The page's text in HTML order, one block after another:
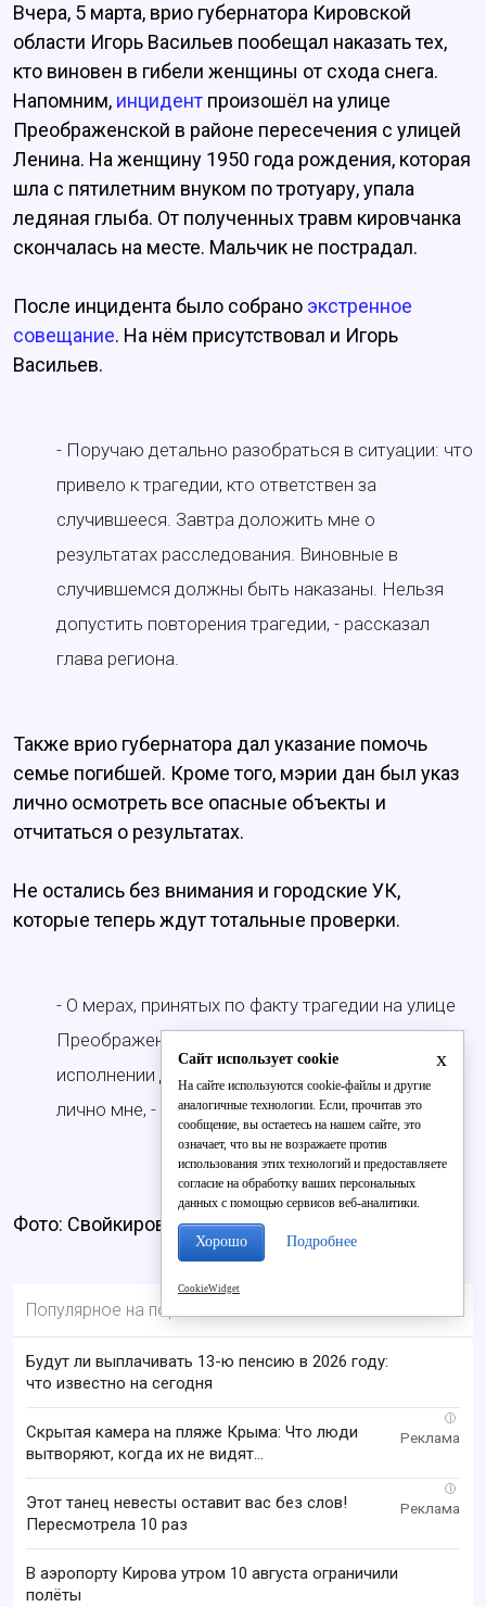
Вчера, 5 марта, врио губернатора Кировской
области Игорь Васильев пообещал наказать тех,
кто виновен в гибели женщины от схода снега.
Напомним, инцидент произошёл на улице
Преображенской в районе пересечения с улицей
Ленина. На женщину 1950 года рождения, которая
шла с пятилетним внуком по тротуару, упала
ледяная глыба. От полученных травм кировчанка
скончалась на месте. Мальчик не пострадал.
После инцидента было собрано экстренное
совещание. На нём присутствовал и Игорь
Васильев.
- Поручаю детально разобраться в ситуации: что
привело к трагедии, кто ответствен за
случившееся. Завтра доложить мне о
результатах расследования. Виновные в
случившемся должны быть наказаны. Нельзя
допустить повторения трагедии, - рассказал
глава региона.
Также врио губернатора дал указание помочь
семье погибшей. Кроме того, мэрии дан был указ
лично осмотреть все опасные объекты и
отчитаться о результатах.
Не остались без внимания и городские УК,
которые теперь ждут тотальные проверки.
- О мерах, принятых по факту трагедии на улице
Преображенской в Кирове, а также об
исполнении данных поручений, докладывать
лично мне, - сказал Игорь Васильев.
Фото: Свойкировский.рф
Популярное на портале
Будут ли выплачивать 13-ю пенсию в 2026 году:
что известно на сегодня
i
Скрытая камера на пляже Крыма: Что люди
вытворяют, когда их не видят...
i
Этот танец невесты оставит вас без слов!
Пересмотрела 10 раз
В аэропорту Кирова утром 10 августа ограничили
полёты
x
Сайт использует cookie
На сайте используются cookie-файлы и другие
аналогичные технологии. Если, прочитав это
сообщение, вы остаетесь на нашем сайте, это
означает, что вы не возражаете против
использования этих технологий и предоставляете
согласие на обработку ваших персональных
данных с помощью сервисов веб-аналитики.
Хорошо Подробнее
CookieWidget